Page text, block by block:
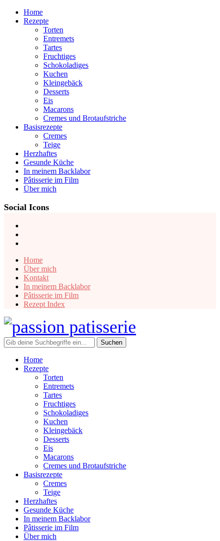
Home
Rezepte
Torten
Entremets
Tartes
Fruchtiges
Schokoladiges
Kuchen
Kleingebäck
Desserts
Eis
Macarons
Cremes und Brotaufstriche
Basisrezepte
Cremes
Teige
Herzhaftes
Gesunde Küche
In meinem Backlabor
Pâtisserie im Film
Über mich
Social Icons
Home
Über mich
Kontakt
In meinem Backlabor
Pâtisserie im Film
Rezept Index
Home
Rezepte
Torten
Entremets
Tartes
Fruchtiges
Schokoladiges
Kuchen
Kleingebäck
Desserts
Eis
Macarons
Cremes und Brotaufstriche
Basisrezepte
Cremes
Teige
Herzhaftes
Gesunde Küche
In meinem Backlabor
Pâtisserie im Film
Über mich